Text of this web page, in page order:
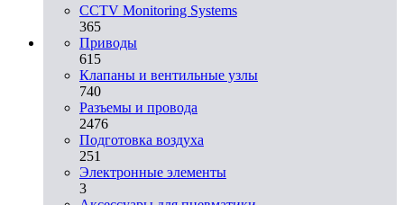
CCTV Monitoring Systems
365
Приводы
615
Клапаны и вентильные узлы
740
Разъемы и провода
2476
Подготовка воздуха
251
Электронные элементы
3